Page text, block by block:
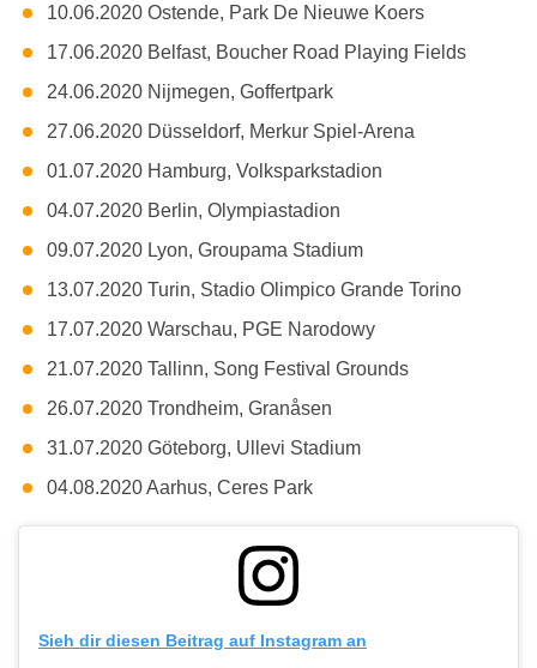
10.06.2020 Ostende, Park De Nieuwe Koers
17.06.2020 Belfast, Boucher Road Playing Fields
24.06.2020 Nijmegen, Goffertpark
27.06.2020 Düsseldorf, Merkur Spiel-Arena
01.07.2020 Hamburg, Volksparkstadion
04.07.2020 Berlin, Olympiastadion
09.07.2020 Lyon, Groupama Stadium
13.07.2020 Turin, Stadio Olimpico Grande Torino
17.07.2020 Warschau, PGE Narodowy
21.07.2020 Tallinn, Song Festival Grounds
26.07.2020 Trondheim, Granåsen
31.07.2020 Göteborg, Ullevi Stadium
04.08.2020 Aarhus, Ceres Park
Sieh dir diesen Beitrag auf Instagram an